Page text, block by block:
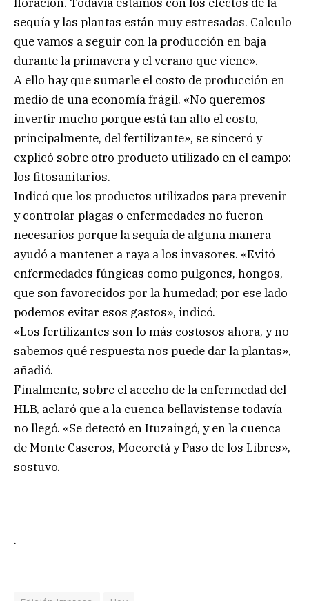
sequía y las plantas están muy estresadas. Calculo
que vamos a seguir con la producción en baja
durante la primavera y el verano que viene».
A ello hay que sumarle el costo de producción en
medio de una economía frágil. «No queremos
invertir mucho porque está tan alto el costo,
principalmente, del fertilizante», se sinceró y
explicó sobre otro producto utilizado en el campo:
los fitosanitarios.
Indicó que los productos utilizados para prevenir
y controlar plagas o enfermedades no fueron
necesarios porque la sequía de alguna manera
ayudó a mantener a raya a los invasores. «Evitó
enfermedades fúngicas como pulgones, hongos,
que son favorecidos por la humedad; por ese lado
podemos evitar esos gastos», indicó.
«Los fertilizantes son lo más costosos ahora, y no
sabemos qué respuesta nos puede dar la plantas»,
añadió.
Finalmente, sobre el acecho de la enfermedad del
HLB, aclaró que a la cuenca bellavistense todavía
no llegó. «Se detectó en Ituzaingó, y en la cuenca
de Monte Caseros, Mocoretá y Paso de los Libres»,
sostuvo.
.